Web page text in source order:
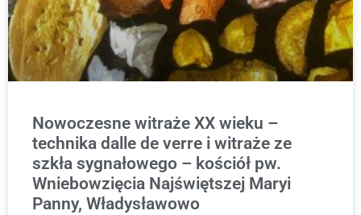
Nowoczesne witraże XX wieku –
technika dalle de verre i witraże ze
szkła sygnałowego – kościół pw.
Wniebowzięcia Najświętszej Maryi
Panny, Władysławowo